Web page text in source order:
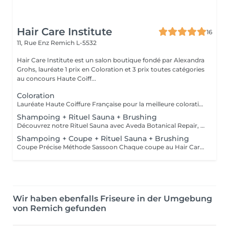
Hair Care Institute
16
11, Rue Enz Remich L-5532
Hair Care Institute est un salon boutique fondé par Alexandra
Grohs, lauréate 1 prix en Coloration et 3 prix toutes catégories
au concours Haute Coiff...
Coloration
Lauréate Haute Coiffure Française pour la meilleure coloration, Alexandra Grohs mélange et applique personnellement les couleurs professionnelles Aveda. Les couleurs Aveda sont un système exclusif en salon, à base de plantes, qui nous permet de créer des formules de couleur entièrement personnalisées pour chaque client, et non des couleurs prémélangées ou en boîte. Chaque nuance est mélangée à la main, combinant pigments de base, tons et modificateurs pour obtenir exactement le résultat souhaité. Les couleurs Aveda sont en moyenne 96% d'origine naturelle, vegan, et enrichies de conditionneurs botaniques qui nourrissent les cheveux pendant le processus, les laissant plus doux, plus brillants et en meilleure santé. Coloration permanente - Nuance durable avec profondeur et tonalité véritables - Couverture complète pour des résultats durables Coloration demi-permanente - Couleur plus douce qui sublime le ton et s'estompe progressivement - Idéale pour rafraîchir les tons existants, ajouter de la dimension ou camoufler les cheveux gris - Apporte brillance et soin sans engagement permanent
Shampoing + Rituel Sauna + Brushing
Découvrez notre Rituel Sauna avec Aveda Botanical Repair, Nutriplenish ou Scalp Solutions. Grâce à un sauna capillaire à ozone actif, la chaleur et la vapeur ouvrent la cuticule du cheveu et optimisent l'absorption des ingrédients nourrissants, laissant les cheveux plus forts, plus doux et lumineux. - Botanical Repair Répare et renforce les cheveux abîmés - Nutriplenish Hydratation profonde et douceur - Scalp Solutions Équilibre et revitalise le cuir chevelu
Shampoing + Coupe + Rituel Sauna + Brushing
Coupe Précise Méthode Sassoon Chaque coupe au Hair Care Institute est réalisée selon les principes de coupe Sassoon, combinant précision géométrique et structure. En utilisant des carrés, triangles et arcs, nous créons des formes équilibrées, un mouvement naturel et des dégradés harmonieux, adaptés à la texture de vos cheveux et à la forme de votre visage. Rituel Sauna avec les soins Aveda Découvrez notre Rituel Sauna avec Aveda Botanical Repair, Nutriplenish ou Scalp Solutions. Grâce à un sauna capillaire à ozone actif, la chaleur et la vapeur ouvrent la cuticule et favorisent l'absorption des ingrédients nourrissants, laissant les cheveux plus forts, plus doux et lumineux. - Botanical Repair Répare et renforce les cheveux abîmés - Nutriplenish Hydratation profonde et douceur - Scalp Solutions Équilibre et revitalise le cuir chevelu
Wir haben ebenfalls Friseure in der Umgebung
von Remich gefunden